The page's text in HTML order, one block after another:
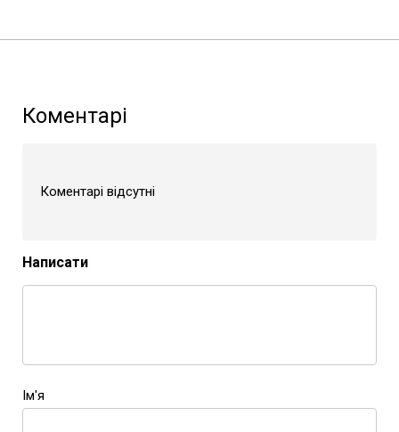
Коментарі
Коментарі відсутні
Написати
Ім'я